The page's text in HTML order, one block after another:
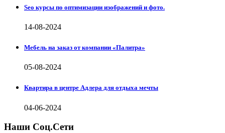
Seo курсы по оптимизации изображений и фото.
14-08-2024
Мебель на заказ от компании «Палитра»
05-08-2024
Квартира в центре Адлера для отдыха мечты
04-06-2024
Наши Соц.Сети